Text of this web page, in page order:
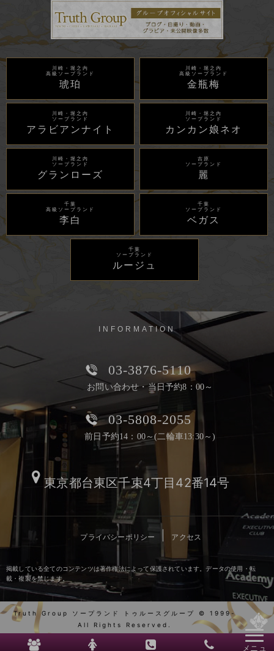
川崎・堀之内
高級ソープランド
琥珀
川崎・堀之内
高級ソープランド
金瓶梅
川崎・堀之内
ソープランド
アラビアンナイト
川崎・堀之内
ソープランド
カンカン娘ネオ
川崎・堀之内
ソープランド
グランローズ
吉原
ソープランド
麗
千葉
高級ソープランド
李白
千葉
ソープランド
ベガス
千葉
ソープランド
ルージュ
INFORMATION
03-3876-5110
お問い合わせ・当日予約8：00～
03-5808-2055
前日予約14：00～(二輪車13:30～)
東京都台東区千束4丁目42番14号
プライバシーポリシー アクセス
掲載している全てのコンテンツは著作権法によって保護されています。データの使用・転
載・複製を禁じます。
Truth Group ソープランド トゥルースグループ © 1999-
All Rights Reserved.
メニュ